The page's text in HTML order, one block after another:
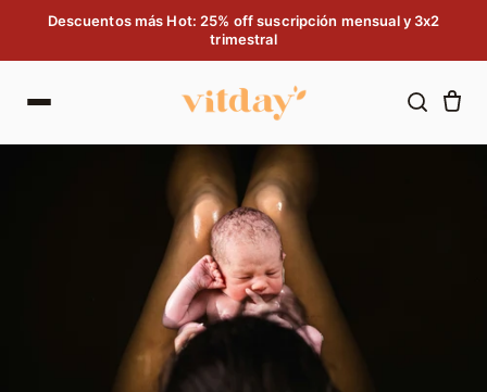
Saltar al contenido
Descuentos más Hot: 25% off suscripción mensual y 3x2
trimestral